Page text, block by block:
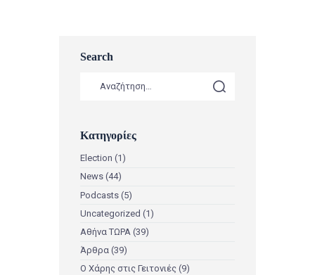
Search
Κατηγορίες
Election (1)
News (44)
Podcasts (5)
Uncategorized (1)
Αθήνα ΤΩΡΑ (39)
Άρθρα (39)
Ο Χάρης στις Γειτονιές (9)